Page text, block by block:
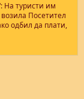
туристи им
Посетител
одбил да плати,